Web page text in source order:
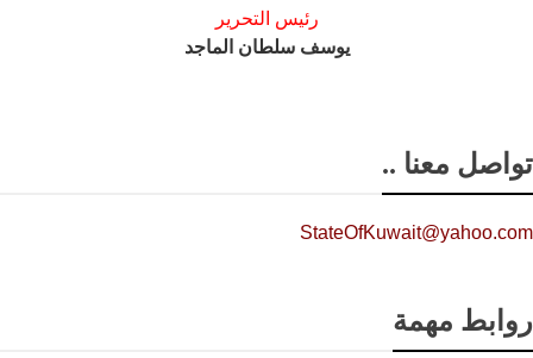
رئيس التحرير
يوسف سلطان الماجد
تواصل معنا ..
StateOfKuwait@yahoo.com
روابط مهمة